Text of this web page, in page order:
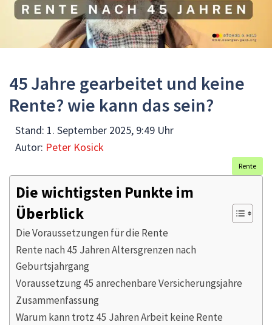
45 Jahre gearbeitet und keine
Rente? wie kann das sein?
Stand: 1. September 2025, 9:49 Uhr
Autor: Peter Kosick
Rente
Die wichtigsten Punkte im
Überblick
Die Voraussetzungen für die Rente
Rente nach 45 Jahren Altersgrenzen nach
Geburtsjahrgang
Voraussetzung 45 anrechenbare Versicherungsjahre
Zusammenfassung
Warum kann trotz 45 Jahren Arbeit keine Rente